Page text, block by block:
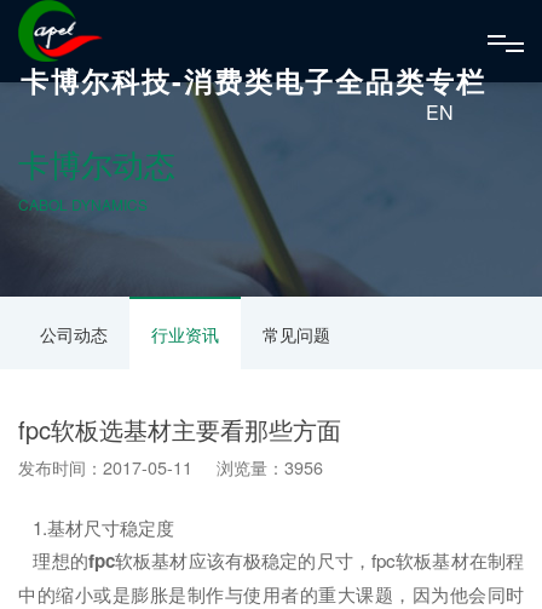
卡博尔科技-消费类电子全品类专栏
EN
卡博尔动态
CABOL DYNAMICS
公司动态 行业资讯 常见问题
fpc软板选基材主要看那些方面
发布时间：2017-05-11 浏览量：3956
1.基材尺寸稳定度
理想的fpc软板基材应该有极稳定的尺寸，fpc软板基材在制程
中的缩小或是膨胀是制作与使用者的重大课题，因为他会同时